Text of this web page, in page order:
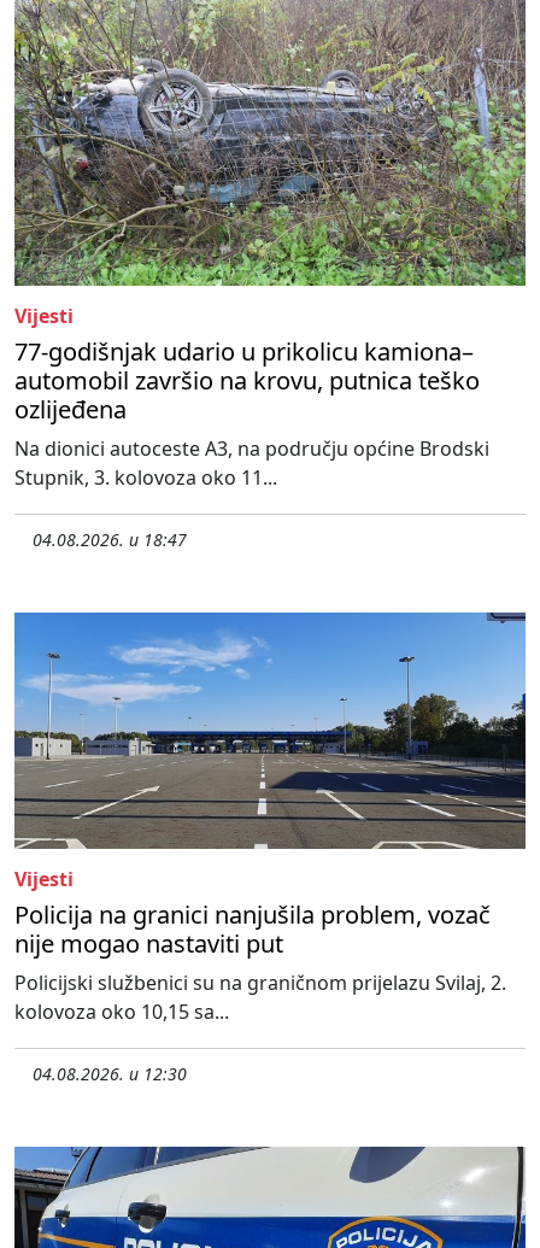
Vijesti
77-godišnjak udario u prikolicu kamiona–
automobil završio na krovu, putnica teško
ozlijeđena
Na dionici autoceste A3, na području općine Brodski
Stupnik, 3. kolovoza oko 11...
04.08.2026. u 18:47
Vijesti
Policija na granici nanjušila problem, vozač
nije mogao nastaviti put
Policijski službenici su na graničnom prijelazu Svilaj, 2.
kolovoza oko 10,15 sa...
04.08.2026. u 12:30